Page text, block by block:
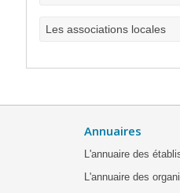
Les associations locales
Annuaires
L'annuaire des
L'annuaire des